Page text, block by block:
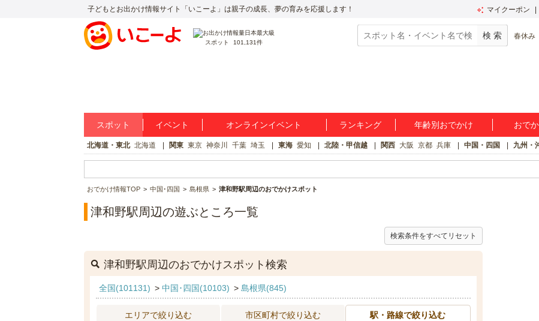
子どもとお出かけ情報サイト「いこーよ」は親子の成長、夢の育みを応援します！ マイクーポン
スポット 101,131件
春休み
スポット イベント オンラインイベント ランキング 年齢別おでかけ おで
北海道・東北 北海道 関東 東京 神奈川 千葉 埼玉 東海 愛知 北陸・甲信越 関西 大阪 京都 兵庫 中国・四国 九州・
おでかけ情報TOP 中国･四国 島根県 津和野駅周辺のおでかけスポット
津和野駅周辺の遊ぶところ一覧
検索条件をすべてリセット
津和野駅周辺のおでかけスポット検索
全国(101131) > 中国･四国(10103) > 島根県(845)
エリアで絞り込む 市区町村で絞り込む 駅・路線で絞り込む